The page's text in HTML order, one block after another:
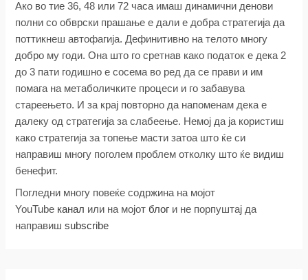
Ако во тие 36, 48 или 72 часа имаш динамични денови
полни со обврски прашање е дали е добра стратегија да
поттикнеш автофагија. Дефинитивно на телото многу
добро му годи. Она што го сретнав како податок е дека 2
до 3 пати годишно е сосема во ред да се прави и им
помага на метаболичките процеси и го забавува
стареењето. И за крај повторно да напоменам дека е
далеку од стратегија за слабеење. Немој да ја користиш
како стратегија за топење масти затоа што ќе си
направиш многу поголем проблем отколку што ќе видиш
бенефит.
Погледни многу повеќе содржина на мојот
YouTube канал или на мојот блог и не порпуштај да
направишsubscribe